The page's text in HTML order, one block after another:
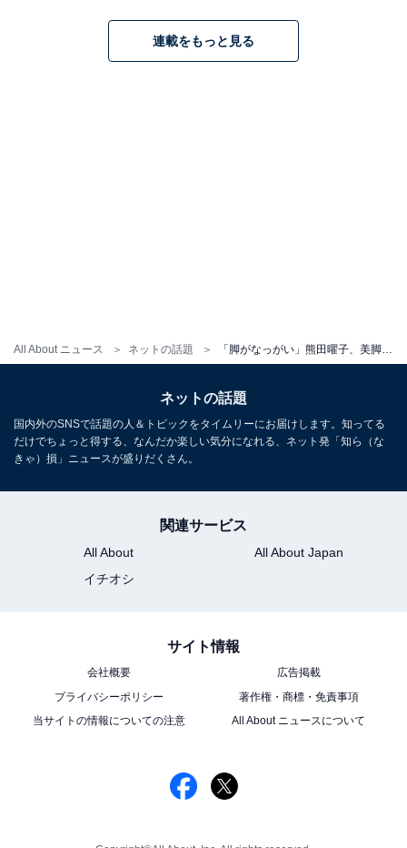
All About ニュース ネットの話題 「脚がなっがい」熊田曜子、美脚あらわ42歳の体操服姿を披露！ 「そのスタイルキープ尊敬します」
連載をもっと見る
ネットの話題
国内外のSNSで話題の人＆トピックをタイムリーにお届けします。知ってる
だけでちょっと得する、なんだか楽しい気分になれる、ネット発「知ら（な
きゃ）損」ニュースが盛りだくさん。
関連サービス
All About
All About Japan
イチオシ
サイト情報
会社概要
広告掲載
プライバシーポリシー
著作権・商標・免責事項
当サイトの情報についての注意
All About ニュースについて